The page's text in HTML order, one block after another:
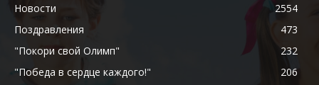
Новости
2554
Поздравления
473
"Покори свой Олимп"
232
"Победа в сердце каждого!"
206